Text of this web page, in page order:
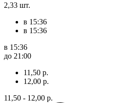
2,33 шт.
в 15:36
в 15:36
в 15:36
до 21:00
11,50 р.
12,00 р.
11,50 - 12,00 р.